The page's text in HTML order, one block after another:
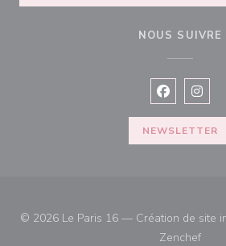
NOUS SUIVRE
Facebook
NEWSLETTER
© 2026 Le Paris 16 — Création de site
Zenchef